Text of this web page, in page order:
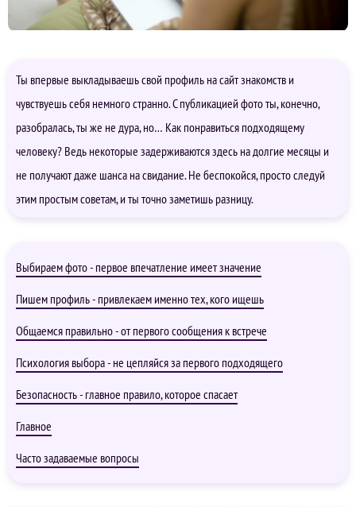
Ты впервые выкладываешь свой профиль на сайт знакомств и
чувствуешь себя немного странно. С публикацией фото ты, конечно,
разобралась, ты же не дура, но… Как понравиться подходящему
человеку? Ведь некоторые задерживаются здесь на долгие месяцы и
не получают даже шанса на свидание. Не беспокойся, просто следуй
этим простым советам, и ты точно заметишь разницу.
Выбираем фото - первое впечатление имеет значение
Пишем профиль - привлекаем именно тех, кого ищешь
Общаемся правильно - от первого сообщения к встрече
Психология выбора - не цепляйся за первого подходящего
Безопасность - главное правило, которое спасает
Главное
Часто задаваемые вопросы